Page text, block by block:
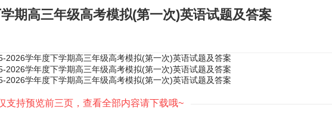
期高三年级高考模拟(第一次)英语试题及答案
支持预览前三页，查看全部内容请下载哦~